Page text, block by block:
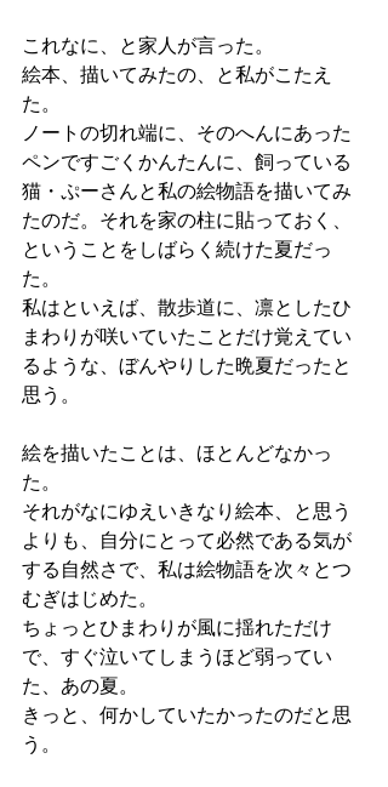
これなに、と家人が言った。
絵本、描いてみたの、と私がこたえ
た。
ノートの切れ端に、そのへんにあった
ペンですごくかんたんに、飼っている
猫・ぷーさんと私の絵物語を描いてみ
たのだ。それを家の柱に貼っておく、
ということをしばらく続けた夏だっ
た。
私はといえば、散歩道に、凛としたひ
まわりが咲いていたことだけ覚えてい
るような、ぼんやりした晩夏だったと
思う。
絵を描いたことは、ほとんどなかっ
た。
それがなにゆえいきなり絵本、と思う
よりも、自分にとって必然である気が
する自然さで、私は絵物語を次々とつ
むぎはじめた。
ちょっとひまわりが風に揺れただけ
で、すぐ泣いてしまうほど弱ってい
た、あの夏。
きっと、何かしていたかったのだと思
う。